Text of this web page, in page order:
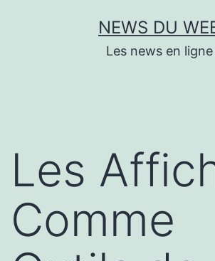
NEWS DU
Les news en ligne
Les
Comme